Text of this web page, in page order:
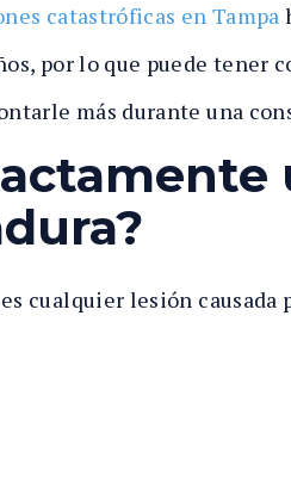
catastróficas en Tampa
por lo que puede tener
más durante una
cualquier lesión causada